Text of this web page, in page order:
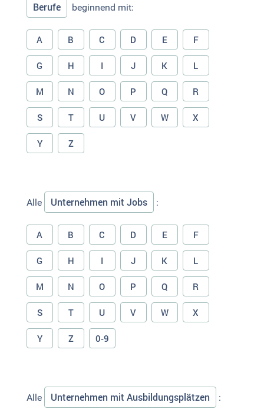
Berufe beginnend mit:
A B C D E F
G H I J K L
M N O P Q R
S T U V W X
Y Z
Alle Unternehmen mit Jobs :
A B C D E F
G H I J K L
M N O P Q R
S T U V W X
Y Z 0-9
Alle Unternehmen mit Ausbildungsplätzen :